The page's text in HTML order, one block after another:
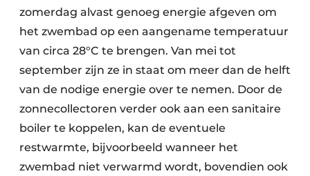
zomerdag alvast genoeg energie afgeven om
het zwembad op een aangename temperatuur
van circa 28°C te brengen. Van mei tot
september zijn ze in staat om meer dan de helft
van de nodige energie over te nemen. Door de
zonnecollectoren verder ook aan een sanitaire
boiler te koppelen, kan de eventuele
restwarmte, bijvoorbeeld wanneer het
zwembad niet verwarmd wordt, bovendien ook